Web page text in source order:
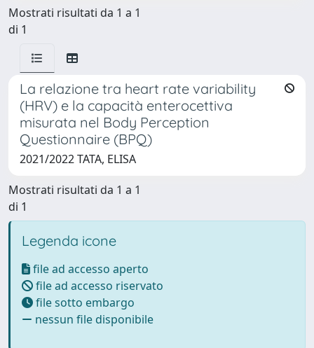
Mostrati risultati da 1 a 1
di 1
La relazione tra heart rate variability
(HRV) e la capacità enterocettiva
misurata nel Body Perception
Questionnaire (BPQ)
2021/2022 TATA, ELISA
Mostrati risultati da 1 a 1
di 1
Legenda icone
file ad accesso aperto
file ad accesso riservato
file sotto embargo
nessun file disponibile